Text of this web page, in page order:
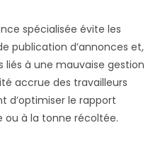
spécialisée évite les
publication d’annonces et,
liés à une mauvaise gestion
accrue des travailleurs
d’optimiser le rapport
à la tonne récoltée.